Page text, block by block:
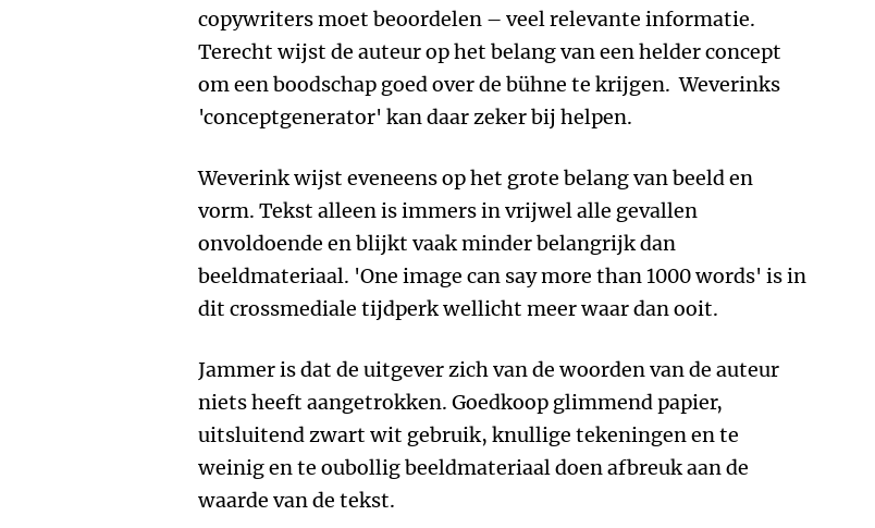
copywriters moet beoordelen – veel relevante informatie.
Terecht wijst de auteur op het belang van een helder concept
om een boodschap goed over de bühne te krijgen. Weverinks
'conceptgenerator' kan daar zeker bij helpen.
Weverink wijst eveneens op het grote belang van beeld en
vorm. Tekst alleen is immers in vrijwel alle gevallen
onvoldoende en blijkt vaak minder belangrijk dan
beeldmateriaal. 'One image can say more than 1000 words' is in
dit crossmediale tijdperk wellicht meer waar dan ooit.
Jammer is dat de uitgever zich van de woorden van de auteur
niets heeft aangetrokken. Goedkoop glimmend papier,
uitsluitend zwart wit gebruik, knullige tekeningen en te
weinig en te oubollig beeldmateriaal doen afbreuk aan de
waarde van de tekst.